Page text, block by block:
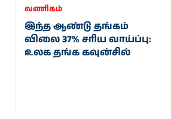
வணிகம்
இந்த ஆண்டு தங்கம்
விலை 37% சரிய வாய்ப்பு:
உலக தங்க கவுன்சில்